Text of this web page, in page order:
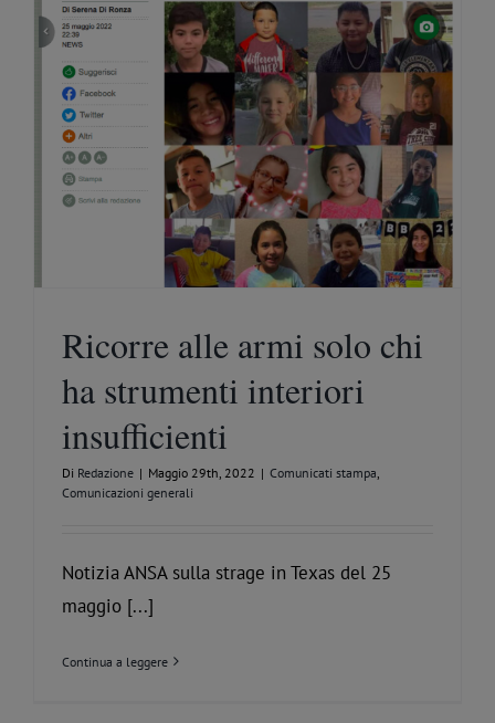
Ricorre alle armi solo chi
ha strumenti interiori
insufficienti
Di Redazione | Maggio 29th, 2022 | Comunicati stampa
Comunicazioni generali
Notizia ANSA sulla strage in Texas del 25
maggio [...]
Continua a leggere